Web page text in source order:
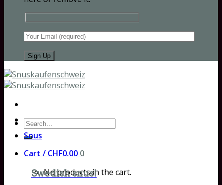
Search
for:
Cart / CHF0.00 0
No products in the cart.
Snus
Swedish snus!